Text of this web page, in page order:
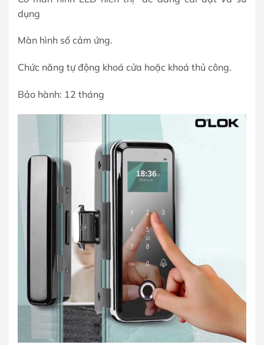
dụng
Màn hình số cảm ứng.
Chức năng tự động khoá cửa hoặc khoá thủ công.
Bảo hành: 12 tháng